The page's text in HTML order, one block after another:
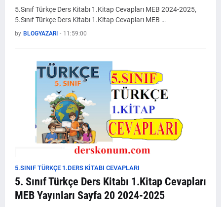
5.Sınıf Türkçe Ders Kitabı 1.Kitap Cevapları MEB 2024-2025,
5.Sınıf Türkçe Ders Kitabı 1.Kitap Cevapları MEB …
by BLOGYAZARI - 11:59:00
5.SINIF TÜRKÇE 1.DERS KİTABI CEVAPLARI
5. Sınıf Türkçe Ders Kitabı 1.Kitap Cevapları
MEB Yayınları Sayfa 20 2024-2025